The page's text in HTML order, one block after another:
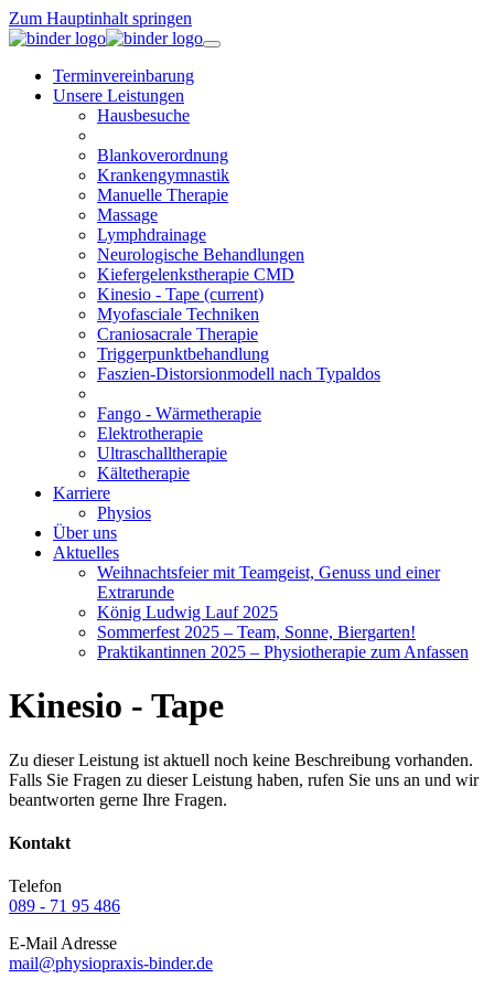
Zum Hauptinhalt springen
Terminvereinbarung
Unsere Leistungen
Hausbesuche
Blankoverordnung
Krankengymnastik
Manuelle Therapie
Massage
Lymphdrainage
Neurologische Behandlungen
Kiefergelenkstherapie CMD
Kinesio - Tape (current)
Myofasciale Techniken
Craniosacrale Therapie
Triggerpunktbehandlung
Faszien-Distorsionmodell nach Typaldos
Fango - Wärmetherapie
Elektrotherapie
Ultraschalltherapie
Kältetherapie
Karriere
Physios
Über uns
Aktuelles
Weihnachtsfeier mit Teamgeist, Genuss und einer
Extrarunde
König Ludwig Lauf 2025
Sommerfest 2025 – Team, Sonne, Biergarten!
Praktikantinnen 2025 – Physiotherapie zum Anfassen
Kinesio - Tape
Zu dieser Leistung ist aktuell noch keine Beschreibung vorhanden.
Falls Sie Fragen zu dieser Leistung haben, rufen Sie uns an und wir
beantworten gerne Ihre Fragen.
Kontakt
Telefon
089 - 71 95 486
E-Mail Adresse
mail@physiopraxis-binder.de